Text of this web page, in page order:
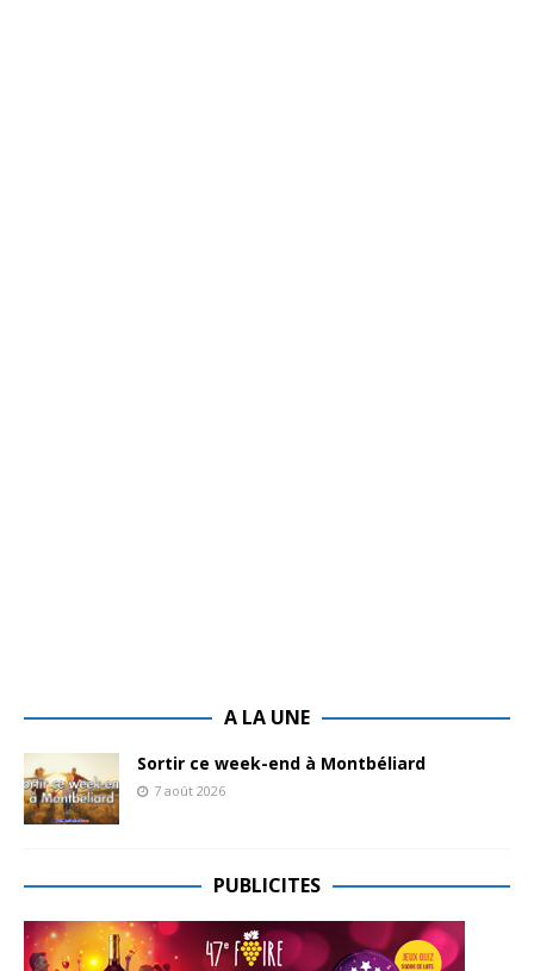
A LA UNE
Sortir ce week-end à Montbéliard
7 août 2026
PUBLICITES